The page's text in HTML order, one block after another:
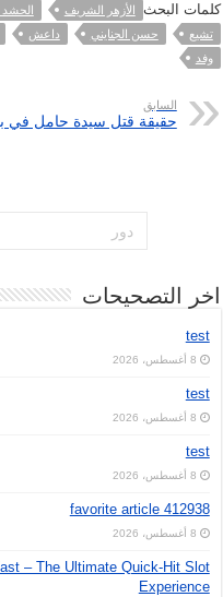
كلمات البحث الأزهر الشريف
تشيع
حسن الجنايني داعش
وفد
السابق
حقيقة قتل سيدة حامل في
اخر التصحيحات
test
8 أغسطس، 2026
test
8 أغسطس، 2026
test
8 أغسطس، 2026
favorite article 412938
8 أغسطس، 2026
– The Ultimate Quick‑Hit Slot
Experience